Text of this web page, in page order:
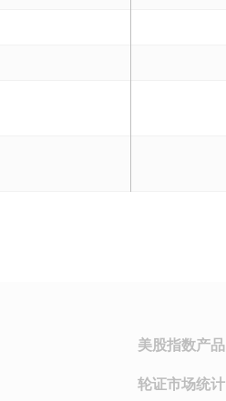
美股指数产品
轮证市场统计